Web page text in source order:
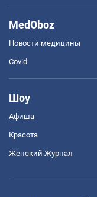
MedOboz
Новости медицины
Covid
Шоу
Афиша
Красота
Женский Журнал